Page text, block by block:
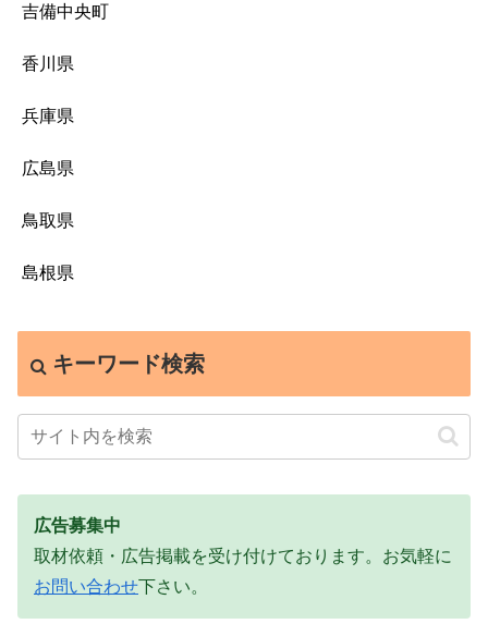
吉備中央町
香川県
兵庫県
広島県
鳥取県
島根県
キーワード検索
広告募集中
取材依頼・広告掲載を受け付けております。お気軽に
お問い合わせ下さい。